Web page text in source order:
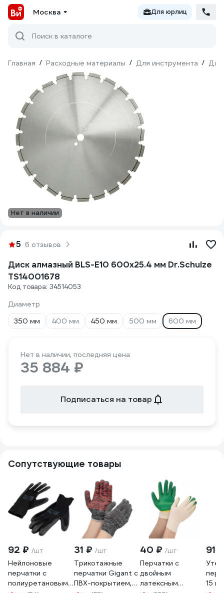
Москва Для юрлиц
Поиск в каталоге
Главная / Расходные материалы / Для инструмента / Для
Нет в наличии
5 6 отзывов
Диск алмазный BLS-E10 600x25.4 мм Dr.Schulze
TS14001678
Код товара: 34514053
Диаметр
350 мм
400 мм 450 мм 500 мм 600 мм
Нет в наличии, последняя цена
35 884 ₽
Подписаться на товар
Сопутствующие товары
92 ₽ /шт
Нейлоновые
перчатки с
полиуретановым
31 ₽ /шт
Трикотажные
перчатки Gigant с
ПВХ-покрытием,
40 ₽ /шт
Перчатки с
двойным
латексным
91 ₽
15